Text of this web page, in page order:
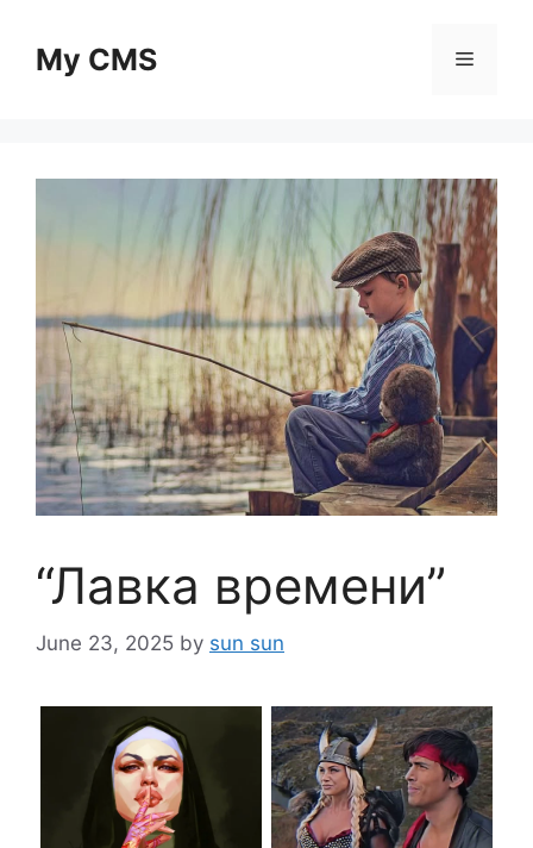
contentMy CMS Menu
“Лавка времени”
June 23, 2025 by sun sun